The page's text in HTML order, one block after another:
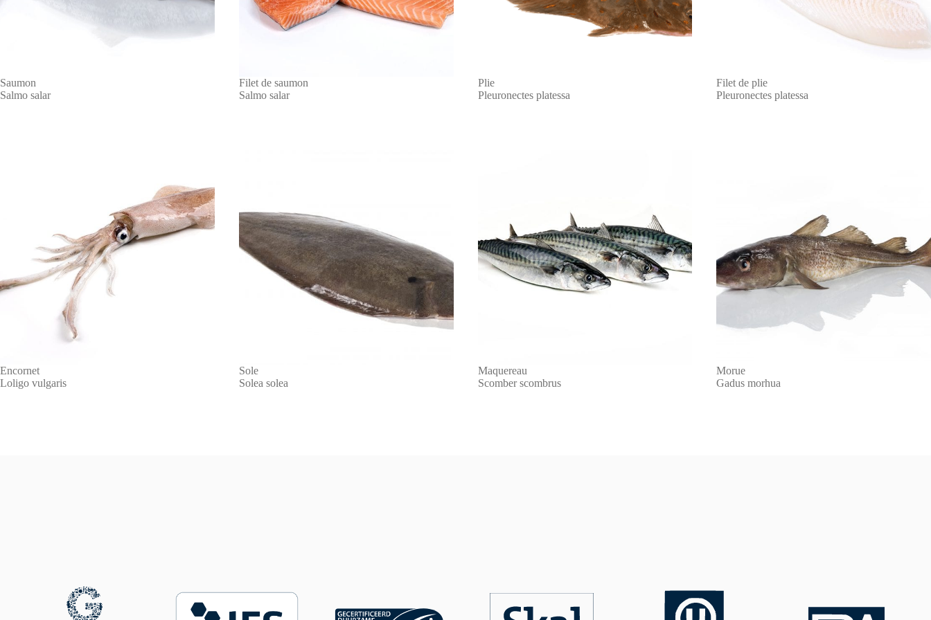
Saumon
Salmo salar
Filet de saumon
Salmo salar
Plie
Pleuronectes platessa
Filet de plie
Pleuronectes platessa
Encornet
Loligo vulgaris
Sole
Solea solea
Maquereau
Scomber scombrus
Morue
Gadus morhua